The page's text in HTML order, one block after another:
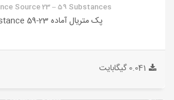
Source 23 – 59 Substances
پک متریال آماده 23-59 Substance
0.041 گیگابایت